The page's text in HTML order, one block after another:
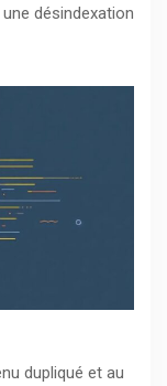
désindexation
dupliqué et au